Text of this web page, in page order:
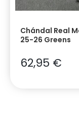
Chándal Real
25-26 Greens
62,95 €